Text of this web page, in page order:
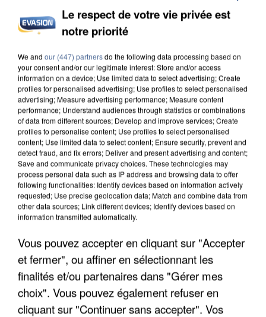
L’UN DES FONDATEURS SUPPOSÉS DE LA DZ
MAFIA INTERPELLÉ EN ALGÉRIE
UN SECOND CADRE DE LA DZ MAFIA
INTERPELLÉ EN ALGÉRIE
Le respect de votre vie privée est
notre priorité
We and our (447) partnersdo the following data processing based on
your consent and/or our legitimate interest: Store and/or access
information on a device; Use limited data to select advertising; Create
profiles for personalised advertising; Use profiles to select personalised
advertising; Measure advertising performance; Measure content
performance; Understand audiences through statistics or combinations
of data from different sources; Develop and improve services; Create
profiles to personalise content; Use profiles to select personalised
content; Use limited data to select content; Ensure security, prevent and
detect fraud, and fix errors; Deliver and present advertising and content;
Save and communicate privacy choices. These technologies may
process personal data such as IP address and browsing data to offer
following functionalities: Identify devices based on information actively
requested; Use precise geolocation data; Match and combine data from
other data sources; Link different devices; Identify devices based on
information transmitted automatically.
Vous pouvez accepter en cliquant sur "Accepter
et fermer", ou affiner en sélectionnant les
finalités et/ou partenaires dans "Gérer mes
choix". Vous pouvez également refuser en
cliquant sur "Continuer sans accepter". Vos